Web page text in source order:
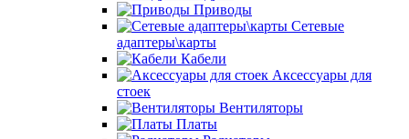
Приводы
Сетевые
адаптеры\карты
Кабели
Аксессуары для
стоек
Вентиляторы
Платы